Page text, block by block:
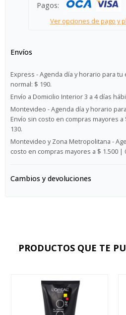
Pagos:
Ver opciones de pago y
Envíos
Express - Agenda día y horario para
normal: $ 190.
Envío a Domicilio Interior 3 a 4 días
Montevideo - Agenda día y horario
Envío sin costo en compras mayores
130.
Montevideo y Zona Metropolitana -
costo en compras mayores a $ 1.500 |
Cambios y devoluciones
PRODUCTOS QUE TE